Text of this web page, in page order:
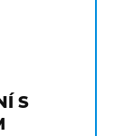
S